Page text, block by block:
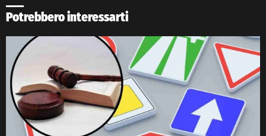
Potrebbero interessarti